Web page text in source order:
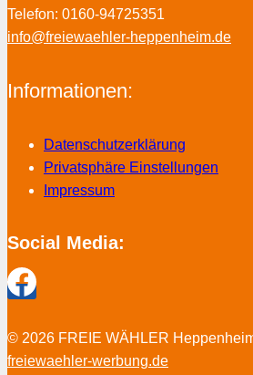
Telefon: 0160-94725351
info@freiewaehler-heppenheim.de
Informationen:
Datenschutzerklärung
Privatsphäre Einstellungen
Impressum
Social Media:
© 2026 FREIE WÄHLER
freiewaehler-werbung.de